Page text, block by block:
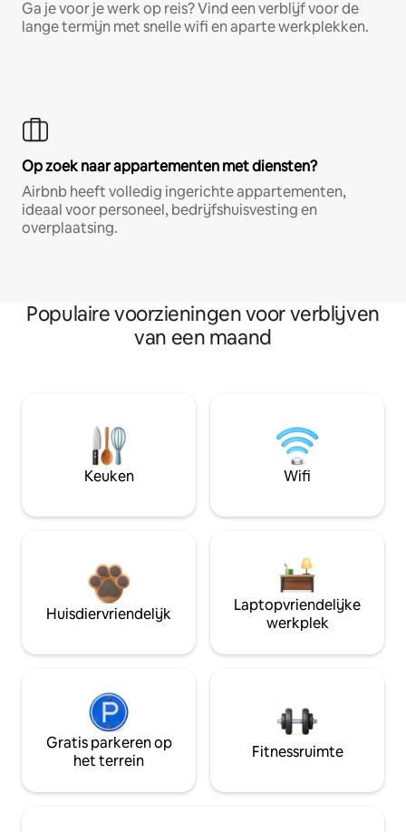
Ga je voor je werk op reis? Vind een verblijf voor de
lange termijn met snelle wifi en aparte werkplekken.
Op zoek naar appartementen met diensten?
Airbnb heeft volledig ingerichte appartementen,
ideaal voor personeel, bedrijfshuisvesting en
overplaatsing.
Populaire voorzieningen voor verblijven
van een maand
Keuken Wifi
Huisdiervriendelijk
Laptopvriendelijke
werkplek
Gratis parkeren op
het terrein
Fitnessruimte